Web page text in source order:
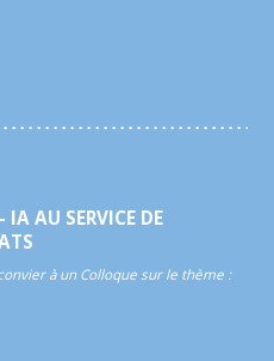
IA AU SERVICE DE
à un Colloque sur le thème :